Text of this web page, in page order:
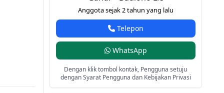
Anggota sejak 2 tahun yang lalu
Telepon
WhatsApp
Dengan klik tombol kontak, Pengguna setuju
dengan Syarat Pengguna dan Kebijakan Privasi